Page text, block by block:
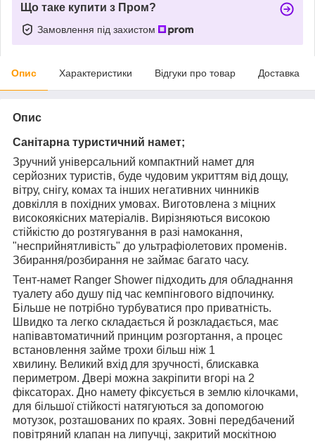
Що таке купити з Пром?
Замовлення під захистом
Опис Характеристики Відгуки про товар Доставка
Опис
Санітарна туристичний намет;
Зручний універсальний компактний намет для
серйозних туристів, буде чудовим укриттям від дощу,
вітру, снігу, комах та інших негативних чинників
довкілля в похідних умовах. Виготовлена з міцних
високоякісних матеріалів. Вирізняються високою
стійкістю до розтягування в разі намокання,
"несприйнятливість" до ультрафіолетових променів.
Збирання/розбирання не займає багато часу.
Тент-намет Ranger Shower підходить для обладнання
туалету або душу під час кемпінгового відпочинку.
Більше не потрібно турбуватися про приватність.
Швидко та легко складається й розкладається, має
напівавтоматичний принцим розгортання, а процес
встановлення займе трохи більш ніж 1
хвилину. Великий вхід для зручності, блискавка
периметром. Двері можна закріпити вгорі на 2
фіксаторах. Дно намету фіксується в землю кілочками,
для більшої стійкості натягуються за допомогою
мотузок, розташованих по краях. Зовні передбачений
повітряний клапан на липучці, закритий москітною